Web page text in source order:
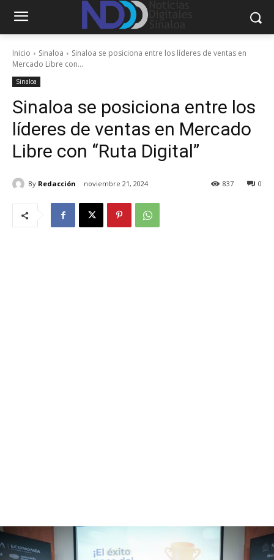
Inicio Sinaloa
Sinaloa se posiciona entre los líderes de ventas en
Mercado Libre con...
Sinaloa
Sinaloa se posiciona entre los
líderes de ventas en Mercado
Libre con “Ruta Digital”
By Redacción noviembre 21, 2024 0
837